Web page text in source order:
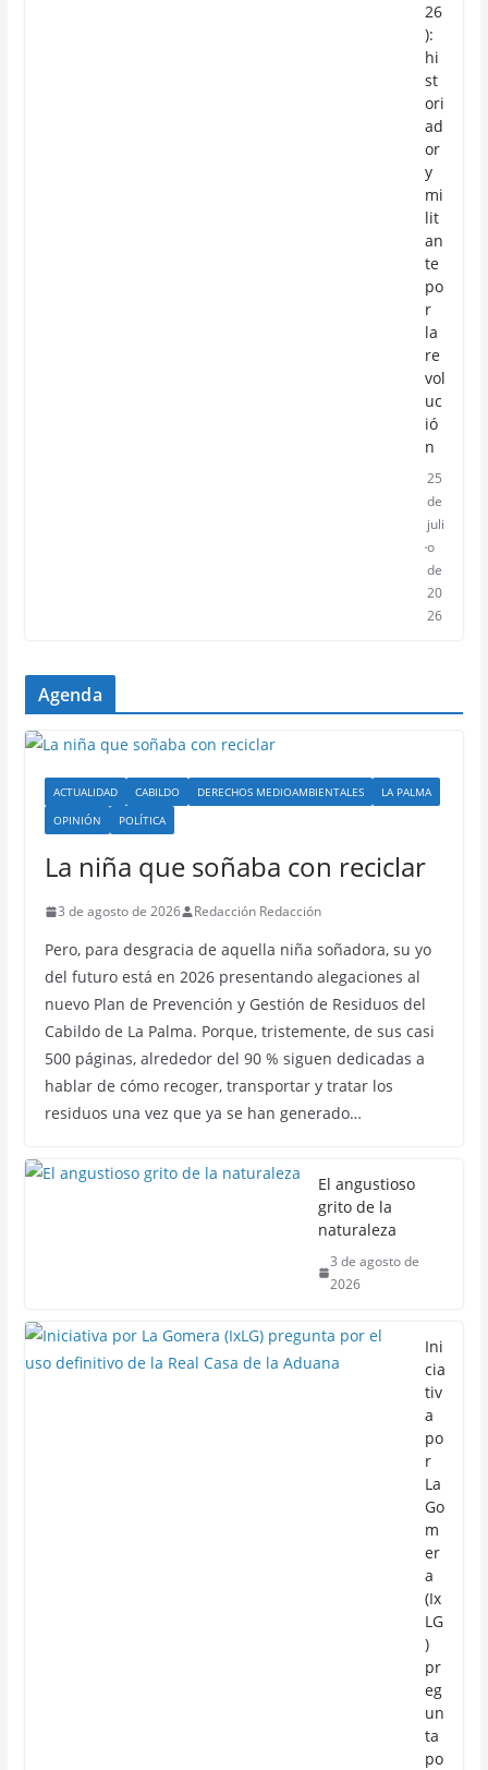
26
):
hi
st
ori
ad
or
y
mi
lit
an
te
po
r
la
re
vol
uc
ió
n
25
de
juli
o
de
20
26
Agenda
ACTUALIDAD CABILDO DERECHOS MEDIOAMBIENTALES
LA PALMA
OPINIÓN
POLÍTICA
La niña que soñaba con reciclar
3 de agosto de 2026 Redacción Redacción
Pero, para desgracia de aquella niña soñadora, su yo
del futuro está en 2026 presentando alegaciones al
nuevo Plan de Prevención y Gestión de Residuos del
Cabildo de La Palma. Porque, tristemente, de sus casi
500 páginas, alrededor del 90 % siguen dedicadas a
hablar de cómo recoger, transportar y tratar los
residuos una vez que ya se han generado…
El angustioso
grito de la
naturaleza
3 de agosto de
2026
Ini
cia
tiv
a
po
r
La
Go
m
er
a
(Ix
LG
)
pr
eg
un
ta
po